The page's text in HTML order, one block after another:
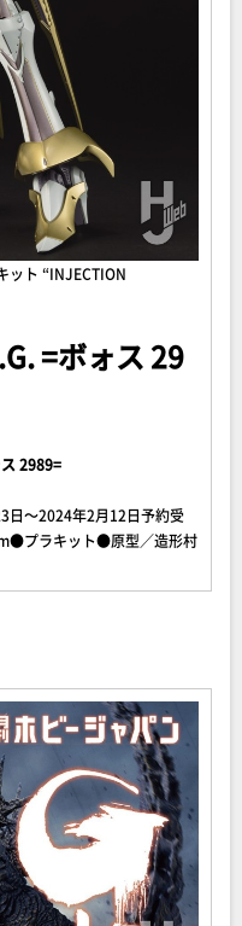
ット “INJECTION
=ボォス 29
2989=
～2024年2月12日予約受
プラキット●原型／造形村